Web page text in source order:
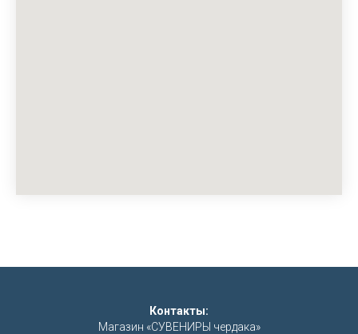
Контакты:
Магазин «СУВЕНИРЫ чердака»